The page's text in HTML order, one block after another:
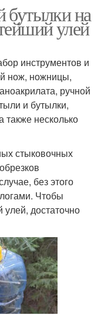
бутылки на
улей
инструментов и
нож, ножницы,
ручной
и бутылки,
также несколько
стыковочных
без этого
Чтобы
достаточно